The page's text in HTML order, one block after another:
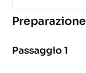
Preparazione
Passaggio 1